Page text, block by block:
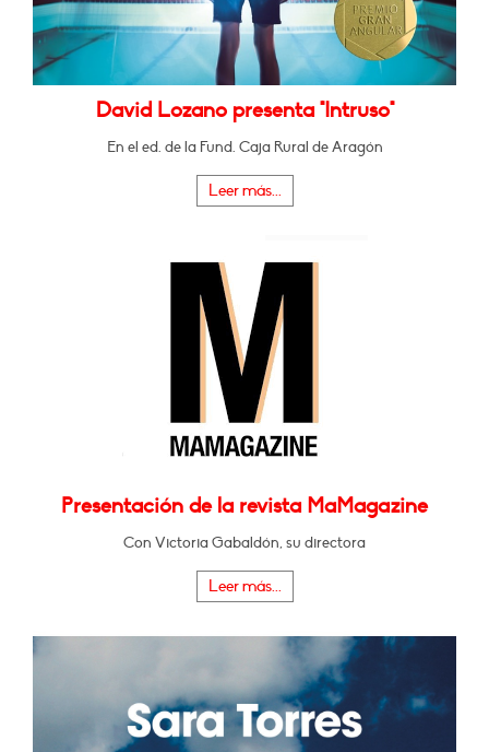
David Lozano presenta "Intruso"
En el ed. de la Fund. Caja Rural de Aragón
Leer más...
Presentación de la revista MaMagazine
Con Victoria Gabaldón, su directora
Leer más...